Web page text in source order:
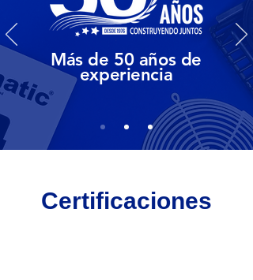
Más de 50 años de
experiencia
Certificaciones